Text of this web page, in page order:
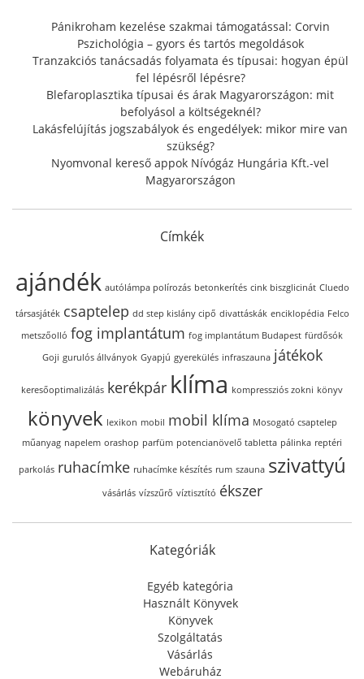
r
:
Pánikroham kezelése szakmai támogatással: Corvin
Pszichológia – gyors és tartós megoldások
Tranzakciós tanácsadás folyamata és típusai: hogyan épül
fel lépésről lépésre?
Blefaroplasztika típusai és árak Magyarországon: mit
befolyásol a költségeknél?
Lakásfelújítás jogszabályok és engedélyek: mikor mire van
szükség?
Nyomvonal kereső appok Nívógáz Hungária Kft.-vel
Magyarországon
Címkék
ajándék autólámpa polírozás betonkerítés cink biszglicinát Cluedo
társasjáték csaptelep dd step kislány cipő divattáskák enciklopédia Felco
metszőolló fog implantátum fog implantátum Budapest fürdősók
Goji gurulós állványok Gyapjú gyerekülés infraszauna játékok
keresőoptimalizálás kerékpár klíma kompressziós zokni könyv
könyvek lexikon mobil mobil klíma Mosogató csaptelep
műanyag napelem orashop parfüm potencianövelő tabletta pálinka reptéri
parkolás ruhacímke ruhacímke készítés rum szauna szivattyú
vásárlás vízszűrő víztisztító ékszer
Kategóriák
Egyéb kategória
Használt Könyvek
Könyvek
Szolgáltatás
Vásárlás
Webáruház